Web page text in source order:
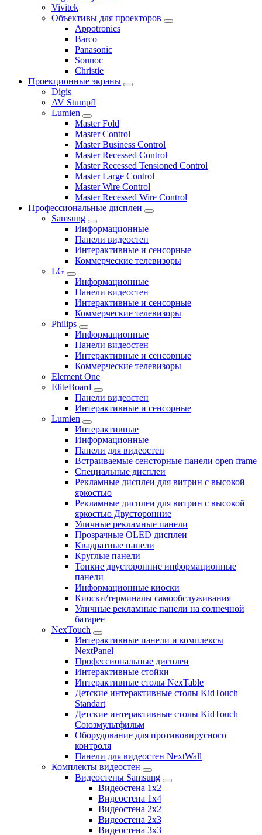
Vivitek
Объективы для проекторов
Appotronics
Barco
Panasonic
Sonnoc
Сhristie
Проекционные экраны
Digis
AV Stumpfl
Lumien
Master Fold
Master Control
Master Business Control
Master Recessed Control
Master Recessed Tensioned Control
Master Large Control
Master Wire Control
Master Recessed Wire Control
Профессиональные дисплеи
Samsung
Информационные
Панели видеостен
Интерактивные и сенсорные
Коммерческие телевизоры
LG
Информационные
Панели видеостен
Интерактивные и сенсорные
Коммерческие телевизоры
Philips
Информационные
Панели видеостен
Интерактивные и сенсорные
Коммерческие телевизоры
Element One
EliteBoard
Панели видеостен
Интерактивные и сенсорные
Lumien
Интерактивные
Информационные
Панели для видеостен
Встраиваемые сенсторные панели open frame
Специальные дисплеи
Рекламные дисплеи для витрин с высокой
яркостью
Рекламные дисплеи для витрин с высокой
яркостью Двусторонние
Уличные рекламные панели
Прозрачные OLED дисплеи
Квадратные панели
Круглые панели
Тонкие двусторонние информационные
панели
Информационные киоски
Киоски/терминалы самообслуживания
Уличные рекламные панели на солнечной
батарее
NexTouch
Интерактивные панели и комплексы
NextPanel
Профессиональные дисплеи
Интерактивные стойки
Интерактивные столы NexTable
Детские интерактивные столы KidTouch
Standart
Детские интерактивные столы KidTouch
Союзмультфильм
Оборудование для противовирусного
контроля
Панели для видеостен NextWall
Комплекты видеостен
Видеостены Samsung
Видеостена 1x2
Видеостена 1x4
Видеостена 2x2
Видеостена 2х3
Видеостена 3x3